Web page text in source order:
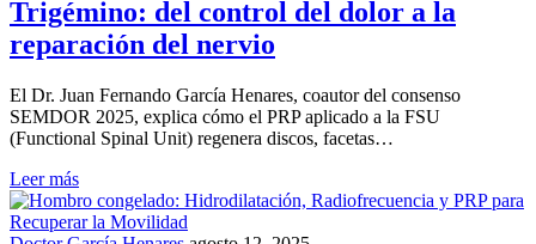
Trigémino: del control del dolor a la
reparación del nervio
El Dr. Juan Fernando García Henares, coautor del consenso
SEMDOR 2025, explica cómo el PRP aplicado a la FSU
(Functional Spinal Unit) regenera discos, facetas…
Leer más